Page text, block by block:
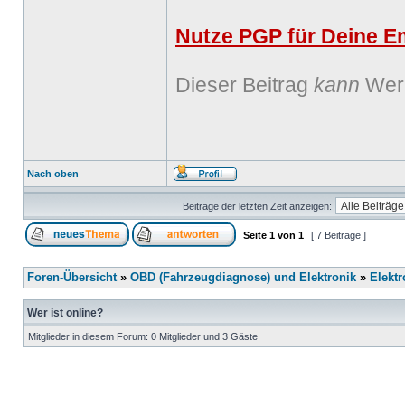
Nutze PGP für Deine
Dieser Beitrag kann
Nach oben
Beiträge der letzten Zeit anzeigen:
Seite 1 von 1 [ 7 Beiträge ]
Foren-Übersicht» OBD (Fahrzeugdiagnose) und Elektronik »
Wer ist online?
Mitglieder in diesem Forum: 0 Mitglieder und 3 Gäste